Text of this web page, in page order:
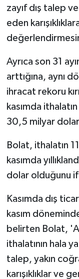
zayıf dış talep
eden
Ayrıca son 31
arttığına, aynı
ihracat rekoru
kasımda
30,5 milyar
Bolat, ithalatın
kasımda
dolar olduğunu
Kasımda dış
kasım
belirten Bolat,
ithalatının hala
talep, yakın
karışıklıklar ve